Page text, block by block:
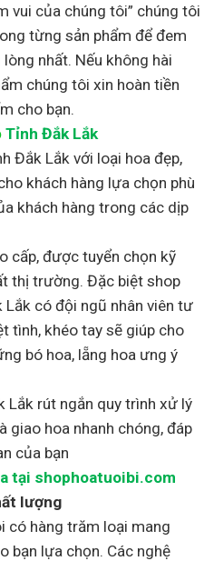
vui của chúng tôi” chúng tôi
từng sản phẩm để đem
nhất. Nếu không hài
chúng tôi xin hoàn tiền
cho bạn.
Tỉnh Đắk Lắk
Đắk Lắk với loại hoa đẹp,
khách hàng lựa chọn phù
khách hàng trong các dịp
cấp, được tuyển chọn kỹ
thị trường. Đặc biệt shop
Lắk có đội ngũ nhân viên tư
tình, khéo tay sẽ giúp cho
bó hoa, lẵng hoa ưng ý
Lắk rút ngắn quy trình xử lý
giao hoa nhanh chóng, đáp
của bạn
tại shophoatuoibi.com
lượng
có hàng trăm loại mang
bạn lựa chọn. Các nghệ